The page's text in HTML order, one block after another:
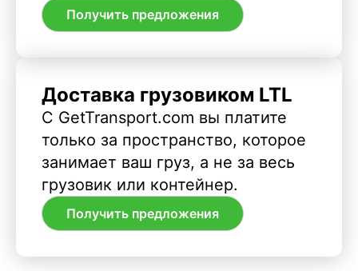
Получить предложения
Доставка грузовиком LTL
С GetTransport.com вы платите
только за пространство, которое
занимает ваш груз, а не за весь
грузовик или контейнер.
Получить предложения